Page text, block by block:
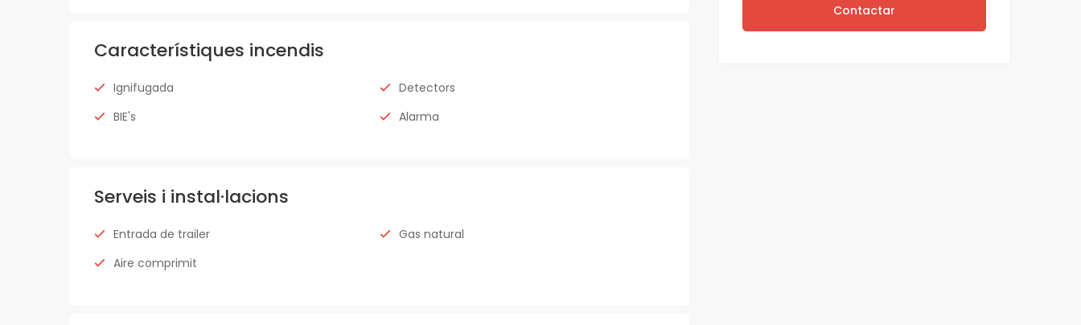
Característiques incendis
Ignifugada
Detectors
BIE's
Alarma
Serveis i instal·lacions
Entrada de trailer
Gas natural
Aire comprimit
Contactar